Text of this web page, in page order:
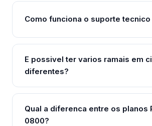
Como funciona o suporte tecnico
E possivel ter varios ramais em
diferentes?
Qual a diferenca entre os planos
0800?